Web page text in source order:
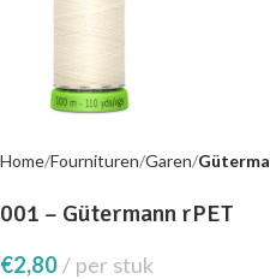
Home Fournituren Garen
001 – Gütermann rPET
€2,80 per stuk